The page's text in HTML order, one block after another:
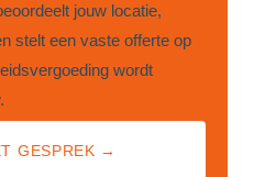
jouw locatie,
stelt een vaste offerte op
wordt
GESPREK →